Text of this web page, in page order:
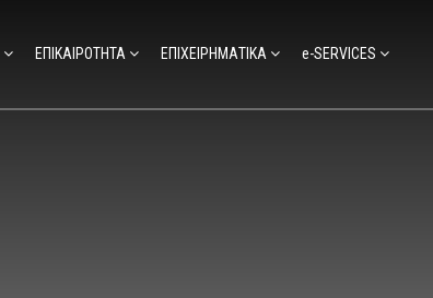
ΕΠΙΚΑΙΡΟΤΗΤΑ ΕΠΙΧΕΙΡΗΜΑΤΙΚΑ e-SERVICES